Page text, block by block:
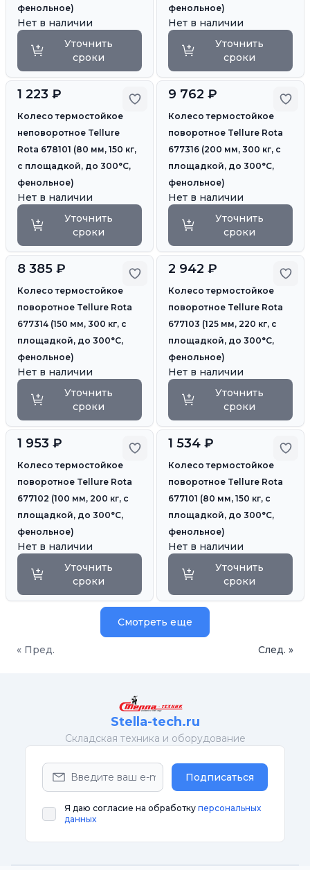
фенольное)
Нет в наличии
Уточнить
сроки
фенольное)
Нет в наличии
Уточнить
сроки
Добавить в избранное
1 223 ₽
Колесо термостойкое
неповоротное Tellure
Rota 678101 (80 мм, 150 кг,
с площадкой, до 300°С,
фенольное)
Нет в наличии
Уточнить
сроки
9 762 ₽
Колесо термостойкое
поворотное Tellure Rota
677316 (200 мм, 300 кг, с
площадкой, до 300°С,
фенольное)
Нет в наличии
Уточнить
сроки
Добавить в избранное
8 385 ₽
Колесо термостойкое
поворотное Tellure Rota
677314 (150 мм, 300 кг, с
площадкой, до 300°С,
фенольное)
Нет в наличии
Уточнить
сроки
2 942 ₽
Колесо термостойкое
поворотное Tellure Rota
677103 (125 мм, 220 кг, с
площадкой, до 300°С,
фенольное)
Нет в наличии
Уточнить
сроки
Добавить в избранное
1 953 ₽
Колесо термостойкое
поворотное Tellure Rota
677102 (100 мм, 200 кг, с
площадкой, до 300°С,
фенольное)
Нет в наличии
Уточнить
сроки
1 534 ₽
Колесо термостойкое
поворотное Tellure Rota
677101 (80 мм, 150 кг, с
площадкой, до 300°С,
фенольное)
Нет в наличии
Уточнить
сроки
Смотреть еще
« Пред. След. »
Stella-tech.ru
Cкладская техника и оборудование
Подписаться
Я даю согласие на обработку персональных
данных